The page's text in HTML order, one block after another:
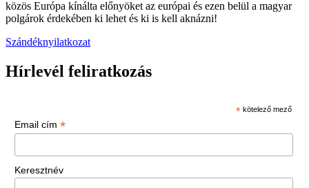
közös Európa kínálta előnyöket az európai és ezen belül a magyar
polgárok érdekében ki lehet és ki is kell aknázni!
Szándéknyilatkozat
Hírlevél feliratkozás
* kötelező mező
Email cím *
Keresztnév